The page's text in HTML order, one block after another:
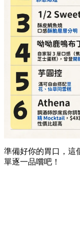
準備好你的胃口，這
單逐一品嚐吧！